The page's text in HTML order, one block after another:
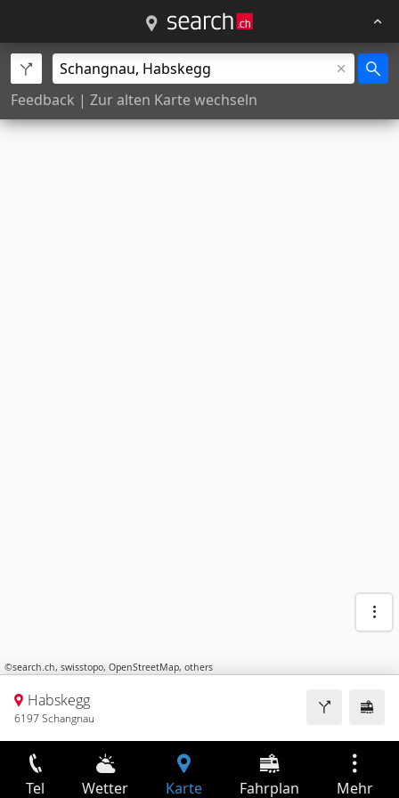
Feedback | Zur alten Karte wechseln
©search.ch, swisstopo, OpenStreetMap, others
Habskegg
6197 Schangnau
Tel Wetter Karte Fahrplan Mehr